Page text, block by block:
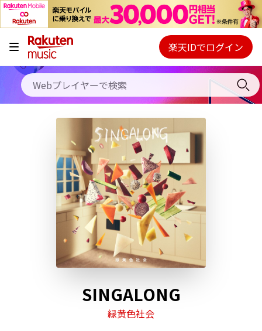
キャンペーン
料金プラン
使い方
初回30日間無料お試し
Webプレイヤー
ご契約内容の確認・変更
楽天IDでログイン
SINGALONG
緑黄色社会